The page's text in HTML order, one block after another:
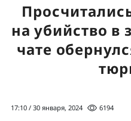
на убийство
чате
17:10 / 30 января, 2024 6194